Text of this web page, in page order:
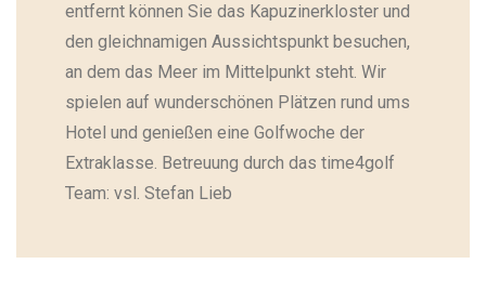
entfernt können Sie das Kapuzinerkloster und
den gleichnamigen Aussichtspunkt besuchen,
an dem das Meer im Mittelpunkt steht. Wir
spielen auf wunderschönen Plätzen rund ums
Hotel und genießen eine Golfwoche der
Extraklasse. Betreuung durch das time4golf
Team: vsl. Stefan Lieb